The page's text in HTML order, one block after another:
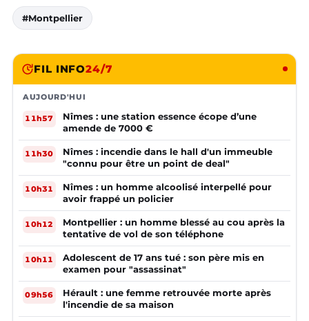
#Montpellier
FIL INFO24/7
AUJOURD'HUI
11h57
Nîmes : une station essence écope d’une
amende de 7000 €
11h30
Nîmes : incendie dans le hall d'un immeuble
"connu pour être un point de deal"
10h31
Nîmes : un homme alcoolisé interpellé pour
avoir frappé un policier
10h12
Montpellier : un homme blessé au cou après la
tentative de vol de son téléphone
10h11
Adolescent de 17 ans tué : son père mis en
examen pour "assassinat"
09h56
Hérault : une femme retrouvée morte après
l'incendie de sa maison